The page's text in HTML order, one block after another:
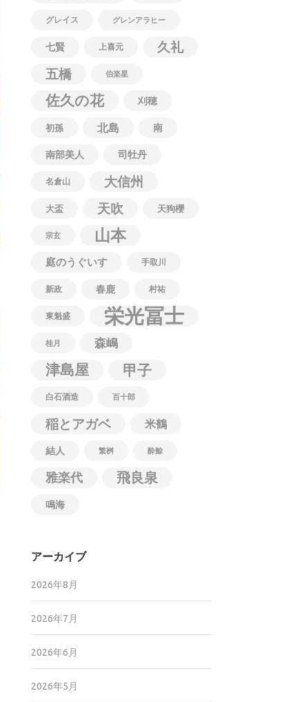
グレイス グレンアラヒー
七賢 上喜元
久礼
五橋
伯楽星
佐久の花 刈穂
初孫 北島 南
南部美人 司牡丹
名倉山 大信州
大盃 天吹 天狗櫻
宗玄 山本
庭のうぐいす 手取川
新政 春鹿 村祐
東魁盛 栄光冨士
桂月 森嶋
津島屋 甲子
白石酒造 百十郎
稲とアガベ 米鶴
結人 繁桝 酔鯨
雅楽代 飛良泉
鳴海
アーカイブ
2026年8月
2026年7月
2026年6月
2026年5月